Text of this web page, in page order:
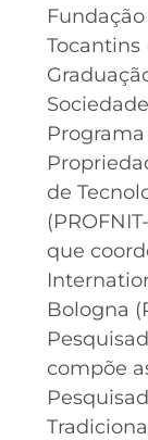
Tocantins
de
que
Bologna
compõe